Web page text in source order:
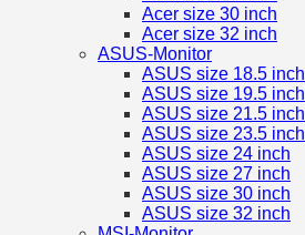
Acer size 30 inch
Acer size 32 inch
ASUS-Monitor
ASUS size 18.5 inch
ASUS size 19.5 inch
ASUS size 21.5 inch
ASUS size 23.5 inch
ASUS size 24 inch
ASUS size 27 inch
ASUS size 30 inch
ASUS size 32 inch